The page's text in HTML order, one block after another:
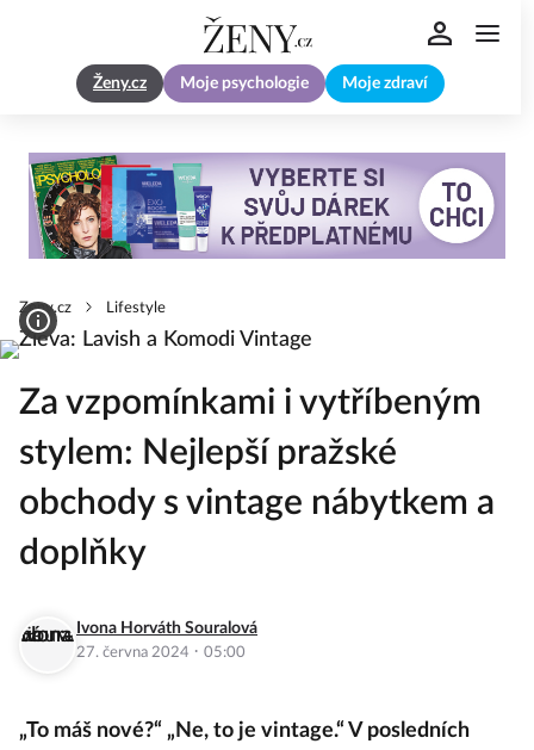
Ženy.cz Moje psychologie Moje zdraví
Zeny.cz Lifestyle
Za vzpomínkami i vytříbeným
stylem: Nejlepší pražské
obchody s vintage nábytkem a
doplňky
Ivona Horváth Souralová
27. června 2024 · 05:00
„To máš nové?“ „Ne, to je vintage.“ V posledních